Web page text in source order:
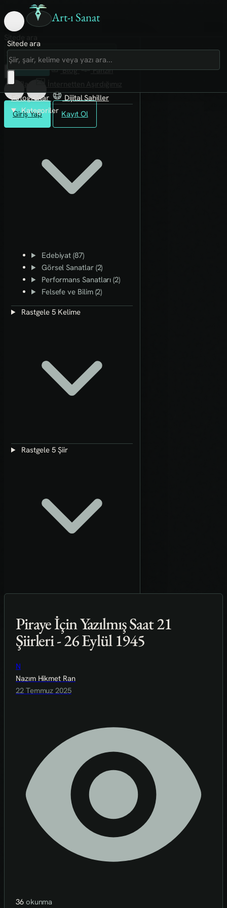
Art-ı Sanat
Giriş Yap Kayıt Ol
Sitede ara
Art-ı Sosyal
İmece
Kütüphane
Blog
Fanzin
Rafları
Fotoğraflar
Dijital Sahiller
Kategoriler
Edebiyat (87)
Görsel Sanatlar (2)
Performans Sanatları (2)
Felsefe ve Bilim (2)
Rastgele 5 Kelime
Rastgele 5 Şiir
Piraye İçin Yazılmış Saat 21
Şiirleri - 26 Eylül 1945
N
Nazım Hikmet Ran
22 Temmuz 2025
36 okunma